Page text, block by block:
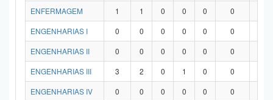
ENFERMAGEM
1 1 0 0 0 0
ENGENHARIAS I
0 0 0 0 0 0
ENGENHARIAS II
0 0 0 0 0 0
ENGENHARIAS III
3 2 0 1 0 0
ENGENHARIAS IV
0 0 0 0 0 0